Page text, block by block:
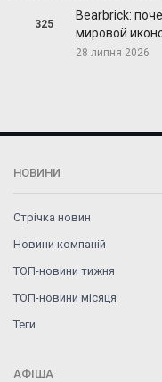
325
Bearbrick:
мировой
28 липня 2026
НОВИНИ
Стрічка новин
Новини компаній
ТОП-новини тижня
ТОП-новини місяця
Теги
АФІША